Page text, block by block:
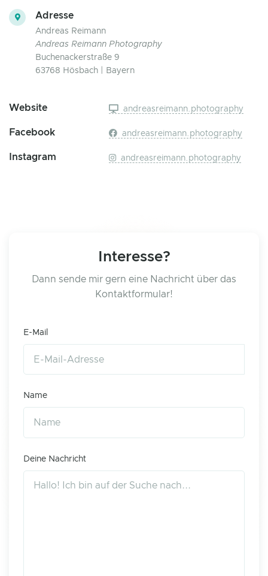
Adresse
Andreas Reimann
Andreas Reimann Photography
Buchenackerstraße 9
63768 Hösbach | Bayern
Website andreasreimann.photography
Facebook andreasreimann.photography
Instagram andreasreimann.photography
Interesse?
Dann sende mir gern eine Nachricht über das
Kontaktformular!
E-Mail
Name
Deine Nachricht